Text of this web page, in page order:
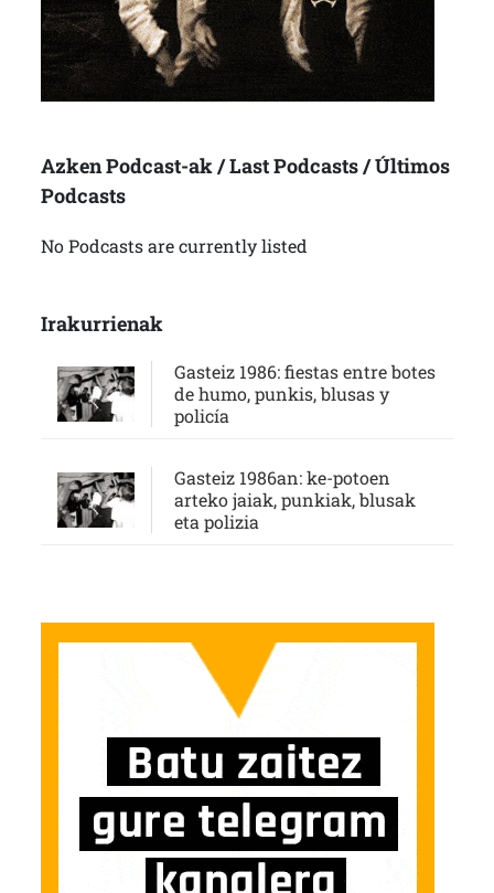
Azken Podcast-ak / Last Podcasts / Últimos
Podcasts
No Podcasts are currently listed
Irakurrienak
Gasteiz 1986: fiestas entre botes
de humo, punkis, blusas y
policía
Gasteiz 1986an: ke-potoen
arteko jaiak, punkiak, blusak
eta polizia